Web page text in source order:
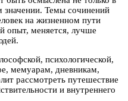
значении. Темы сочинений
на жизненном пути
опыт, меняется, лучше
психологической,
мемуарам, дневникам,
рассмотреть путешествие
и внутреннего